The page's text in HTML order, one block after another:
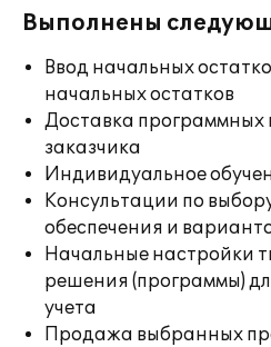
Выполнены
Ввод начальных
начальных остатков
Доставка программных
заказчика
Индивидуальное
Консультации по
обеспечения и
Начальные настройки
решения (программы)
учета
Продажа выбранных